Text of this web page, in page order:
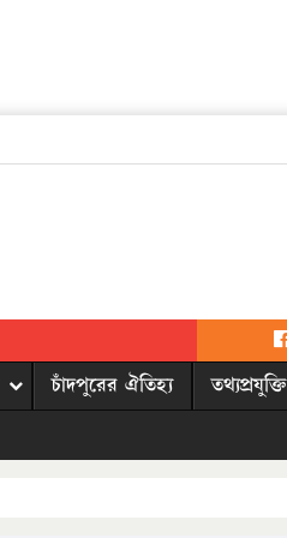
চাঁদপুরের ঐতিহ্য তথ্যপ্রযুক্তি